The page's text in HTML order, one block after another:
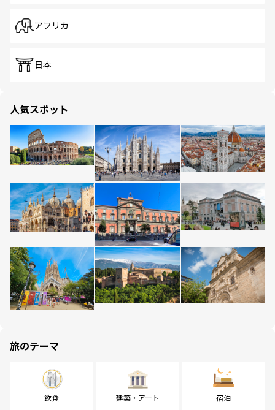
アフリカ
日本
人気スポット
旅のテーマ
飲食 建築・アート 宿泊